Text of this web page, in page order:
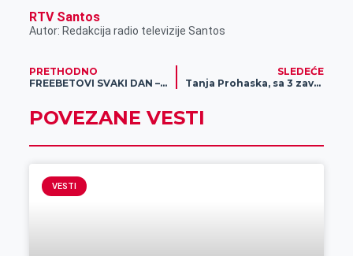
RTV Santos
Autor: Redakcija radio televizije Santos
PRETHODNO
FREEBETOVI SVAKI DAN – DRON ZA NAJBOLJEG! Učestvuj i ti u zimskom letu Aviatorom!
SLEDEĆE
Tanja Prohaska, sa 3 završena fakulteta, uspešno proizvodi sa porodicom mleko u Orlovatu
POVEZANE VESTI
VESTI